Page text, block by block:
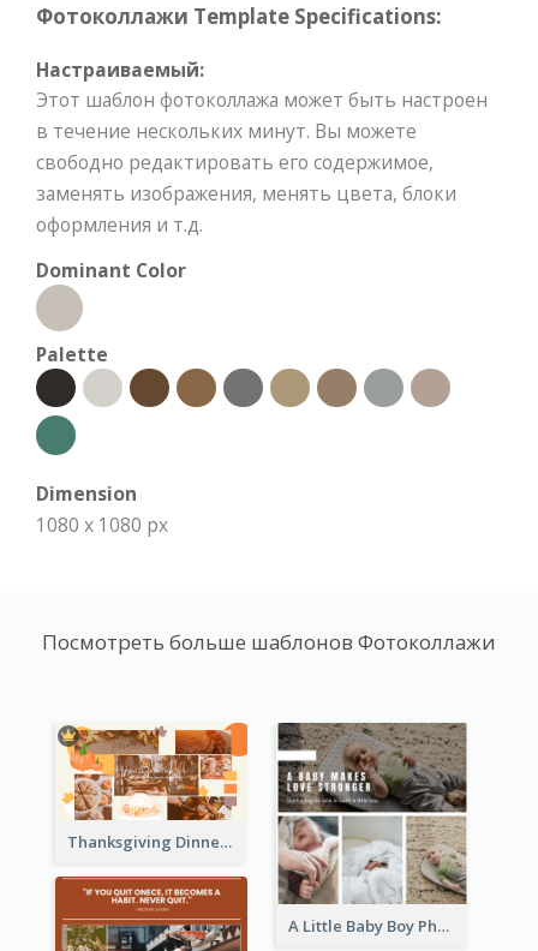
Фотоколлажи Template Specifications:
Настраиваемый:
Этот шаблон фотоколлажа может быть настроен
в течение нескольких минут. Вы можете
свободно редактировать его содержимое,
заменять изображения, менять цвета, блоки
оформления и т.д.
Dominant Color
Palette
Dimension
1080 x 1080 px
Посмотреть больше шаблонов Фотоколлажи
Thanksgiving Dinner Collage
A Little Baby Boy Photo Collage